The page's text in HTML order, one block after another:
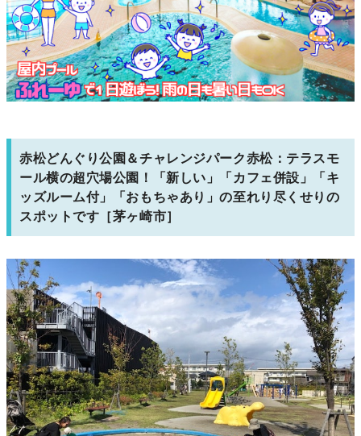
赤松どんぐり公園＆チャレンジパーク赤松：テラスモ
ール横の超穴場公園！「新しい」「カフェ併設」「キ
ッズルーム付」「おもちゃあり」の至れり尽くせりの
スポットです［茅ヶ崎市］